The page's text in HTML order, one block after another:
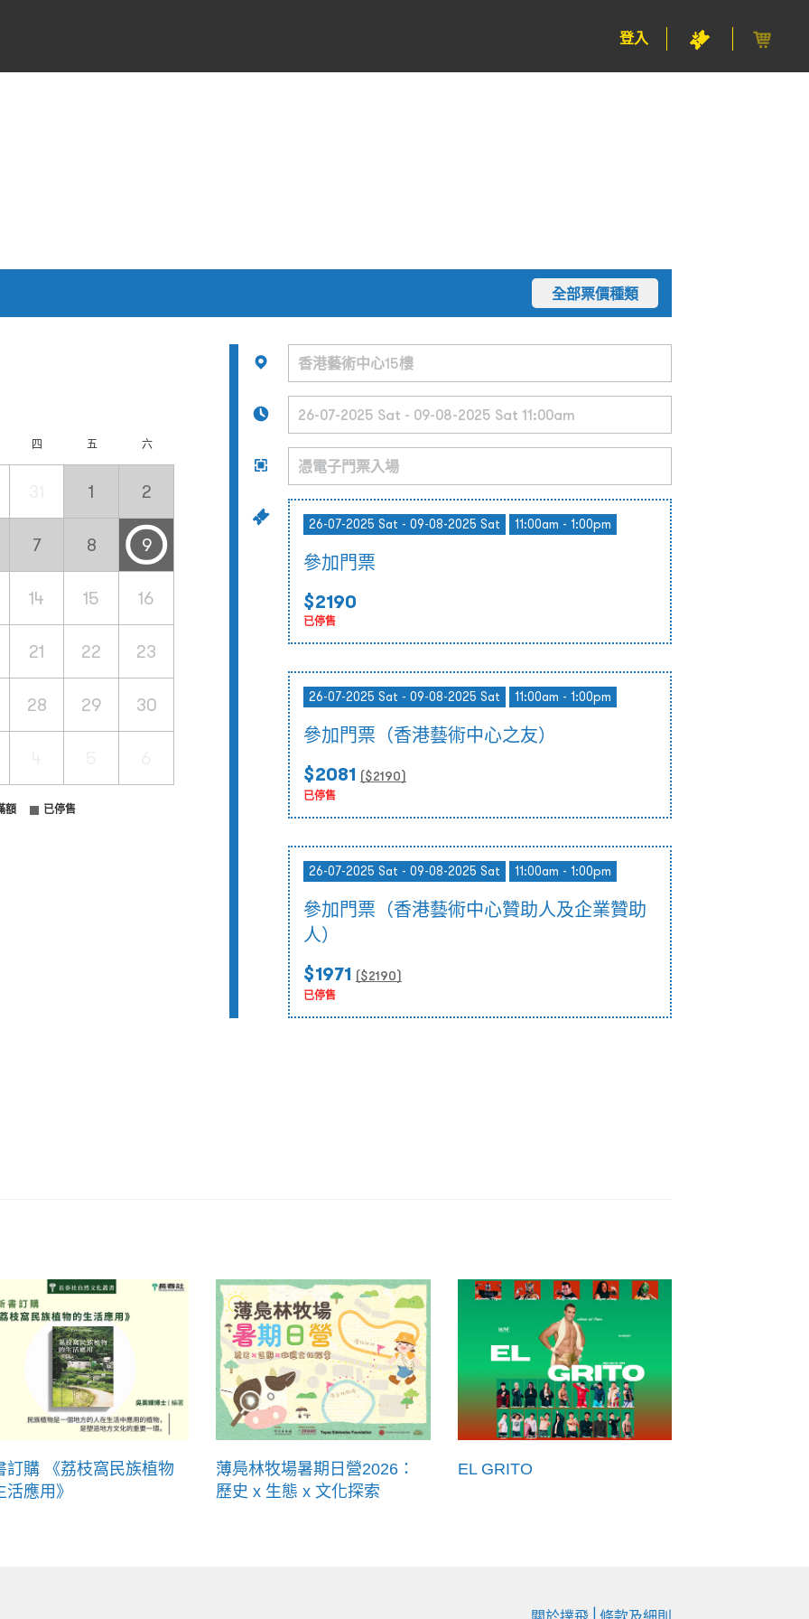
登入
全部票價種類
四 五 六
1 2
7 8 9
14 15 16
21 22 23
28 29 30
額 已停售
26-07-2025 Sat - 09-08-2025 Sat 11:00am - 1:00pm
參加門票
$2190
已停售
26-07-2025 Sat - 09-08-2025 Sat 11:00am - 1:00pm
參加門票（香港藝術中心之友）
$2081 ($2190)
已停售
26-07-2025 Sat - 09-08-2025 Sat 11:00am - 1:00pm
參加門票（香港藝術中心贊助人及企業贊助
人）
$1971 ($2190)
已停售
訂購 《荔枝窩民族植物
活應用》
薄鳧林牧場暑期日營2026：
歷史 x 生態 x 文化探索
EL GRITO